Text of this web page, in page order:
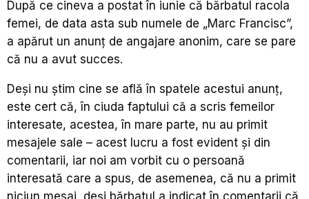
După ce cineva a postat în iunie că bărbatul racola
femei, de data asta sub numele de „Marc Francisc”,
a apărut un anunț de angajare anonim, care se pare
că nu a avut succes.
Deși nu știm cine se află în spatele acestui anunț,
este cert că, în ciuda faptului că a scris femeilor
interesate, acestea, în mare parte, nu au primit
mesajele sale – acest lucru a fost evident și din
comentarii, iar noi am vorbit cu o persoană
interesată care a spus, de asemenea, că nu a primit
niciun mesaj, deși bărbatul a indicat în comentarii că